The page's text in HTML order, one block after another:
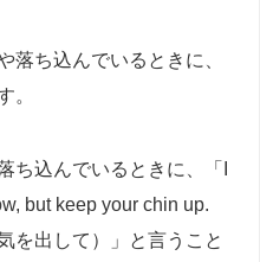
落ち込んでいるときに、
。
ち込んでいるときに、「I
but keep your chin up.
を出して）」と言うこと